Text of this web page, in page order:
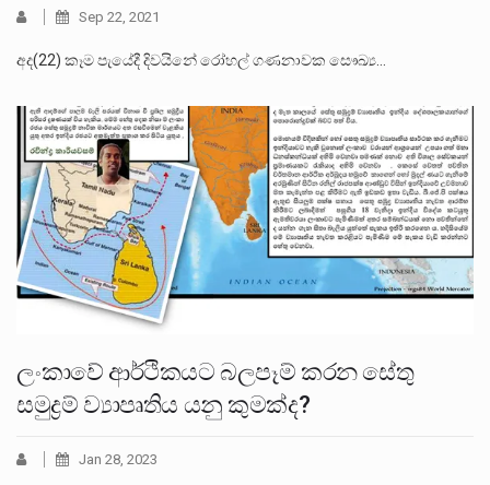
Sep 22, 2021
අද(22) කෑම පැයේදී දිවයිනේ රෝහල් ගණනාවක සෞඛ්‍ය…
ලංකාවේ ආර්ථිකයට බලපෑම් කරන සේතු
සමුද්‍රම් ව්‍යාපෘතිය යනු කුමක්ද?
Jan 28, 2023